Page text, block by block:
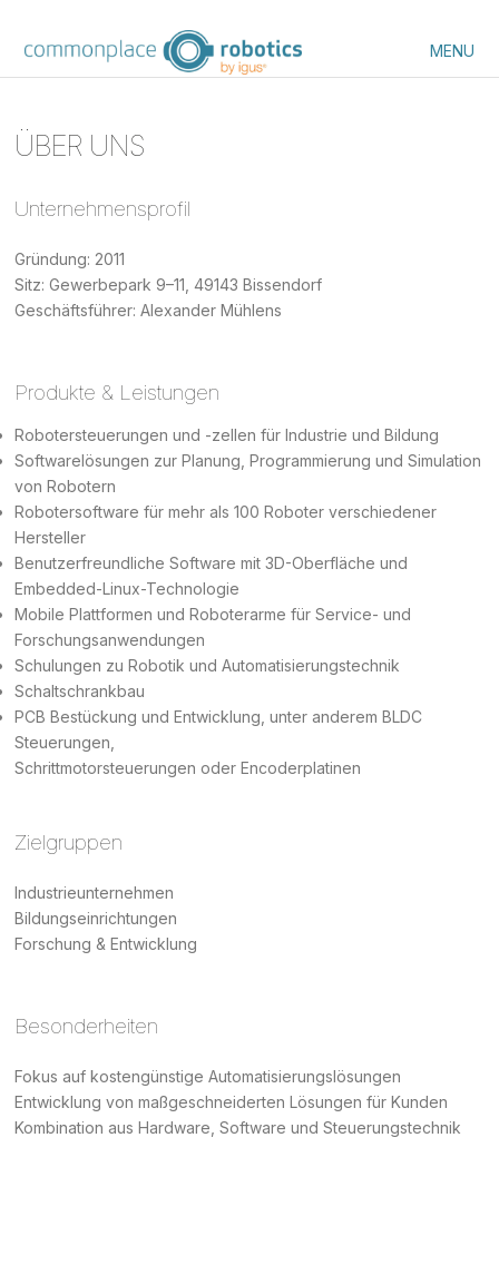
MENU
ÜBER UNS
Unternehmensprofil
Gründung: 2011
Sitz: Gewerbepark 9–11, 49143 Bissendorf
Geschäftsführer: Alexander Mühlens
Produkte & Leistungen
Robotersteuerungen und -zellen für Industrie und Bildung
Softwarelösungen zur Planung, Programmierung und Simulation
von Robotern
Robotersoftware für mehr als 100 Roboter verschiedener
Hersteller
Benutzerfreundliche Software mit 3D-Oberfläche und
Embedded-Linux-Technologie
Mobile Plattformen und Roboterarme für Service- und
Forschungsanwendungen
Schulungen zu Robotik und Automatisierungstechnik
Schaltschrankbau
PCB Bestückung und Entwicklung, unter anderem BLDC
Steuerungen,
Schrittmotorsteuerungen oder Encoderplatinen
Zielgruppen
Industrieunternehmen
Bildungseinrichtungen
Forschung & Entwicklung
Besonderheiten
Fokus auf kostengünstige Automatisierungslösungen
Entwicklung von maßgeschneiderten Lösungen für Kunden
Kombination aus Hardware, Software und Steuerungstechnik